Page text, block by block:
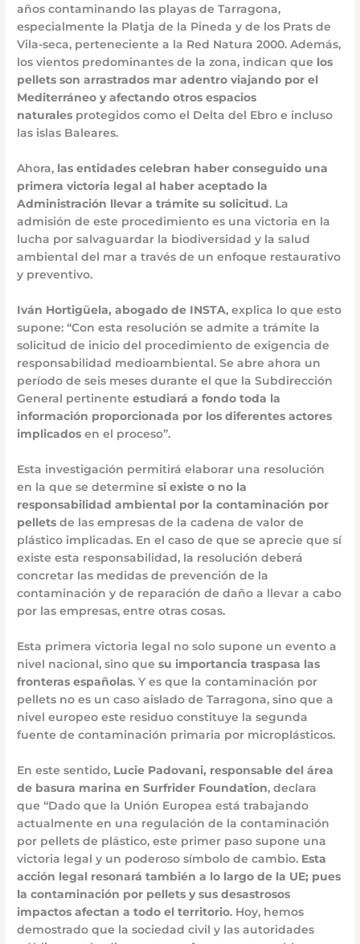
años contaminando las playas de Tarragona,
especialmente la Platja de la Pineda y de los Prats de
Vila-seca, perteneciente a la Red Natura 2000. Además,
los vientos predominantes de la zona, indican que los
pellets son arrastrados mar adentro viajando por el
Mediterráneo y afectando otros espacios
naturales protegidos como el Delta del Ebro e incluso
las islas Baleares.
Ahora, las entidades celebran haber conseguido una
primera victoria legal al haber aceptado la
Administración llevar a trámite su solicitud. La
admisión de este procedimiento es una victoria en la
lucha por salvaguardar la biodiversidad y la salud
ambiental del mar a través de un enfoque restaurativo
y preventivo.
Iván Hortigüela, abogado de INSTA, explica lo que esto
supone: “Con esta resolución se admite a trámite la
solicitud de inicio del procedimiento de exigencia de
responsabilidad medioambiental. Se abre ahora un
período de seis meses durante el que la Subdirección
General pertinenteestudiará a fondo toda la
información proporcionada por los diferentes actores
implicados en el proceso”.
Esta investigación permitirá elaborar una resolución
en la que se determine si existe o no la
responsabilidad ambiental por la contaminación por
pellets de las empresas de la cadena de valor de
plástico implicadas. En el caso de que se aprecie que sí
existe esta responsabilidad, la resolución deberá
concretar las medidas de prevención de la
contaminación y de reparación de daño a llevar a cabo
por las empresas, entre otras cosas.
Esta primera victoria legal no solo supone un evento a
nivel nacional, sino quesu importancia traspasa las
fronteras españolas. Y es que la contaminación por
pellets no es un caso aislado de Tarragona, sino que a
nivel europeo este residuo constituye la segunda
fuente de contaminación primaria por microplásticos.
En este sentido, Lucie Padovani, responsable del área
de basura marina en Surfrider Foundation, declara
que “Dado que la Unión Europea está trabajando
actualmente en una regulación de la contaminación
por pellets de plástico, este primer paso supone una
victoria legal y un poderoso símbolo de cambio. Esta
acción legal resonará también a lo largo de la UE; pues
la contaminación por pellets y sus desastrosos
impactos afectan a todo el territorio. Hoy, hemos
demostrado que la sociedad civil y las autoridades